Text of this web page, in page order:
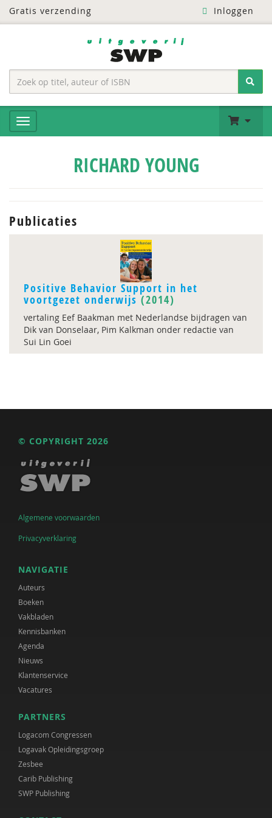
Gratis verzending Inloggen
RICHARD YOUNG
Publicaties
Positive Behavior Support in het
voortgezet onderwijs (2014)
vertaling Eef Baakman met Nederlandse bijdragen van
Dik van Donselaar, Pim Kalkman onder redactie van
Sui Lin Goei
© COPYRIGHT 2026
Algemene voorwaarden
Privacyverklaring
NAVIGATIE
Auteurs
Boeken
Vakbladen
Kennisbanken
Agenda
Nieuws
Klantenservice
Vacatures
PARTNERS
Logacom Congressen
Logavak Opleidingsgroep
Zesbee
Carib Publishing
SWP Publishing